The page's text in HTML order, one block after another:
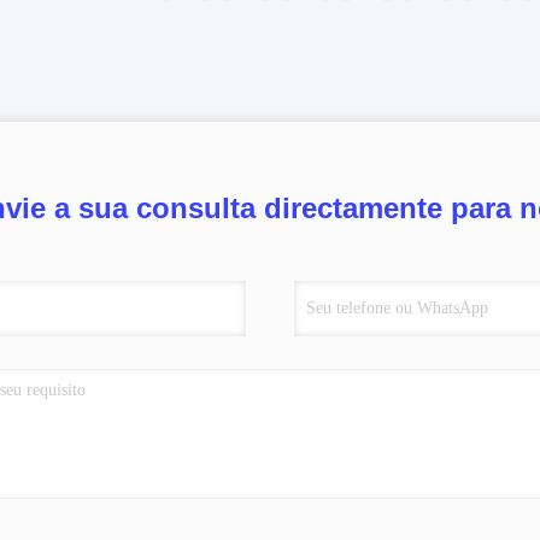
a sua consulta directamente para